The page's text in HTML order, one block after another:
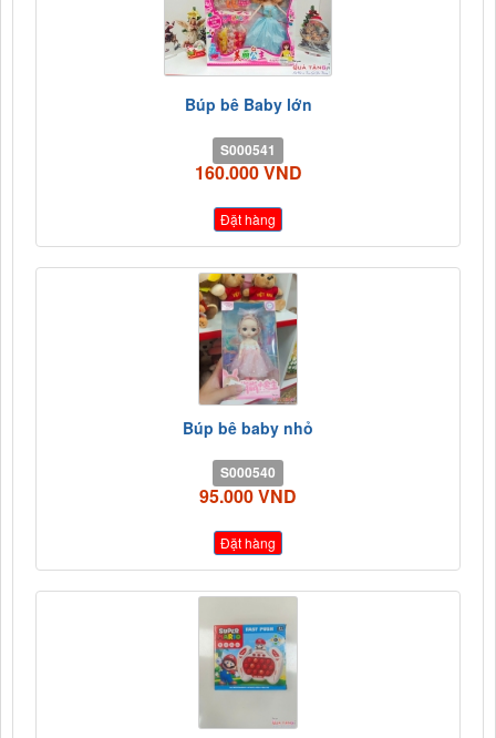
Búp bê Baby lớn
S000541
160.000 VND
Đặt hàng
Búp bê baby nhỏ
S000540
95.000 VND
Đặt hàng